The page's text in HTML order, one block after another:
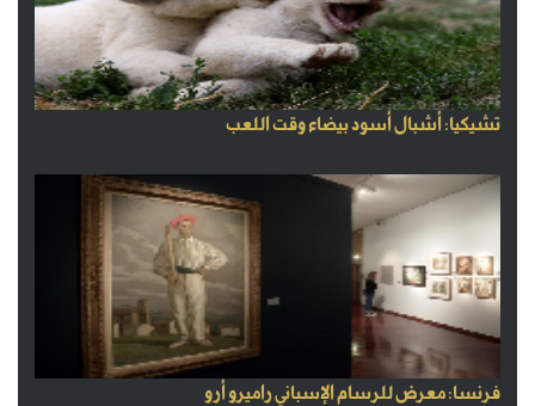
تشيكيا: أشبال أسود بيضاء وقت اللعب
فرنسا: معرض للرسام الإسباني راميرو أرو